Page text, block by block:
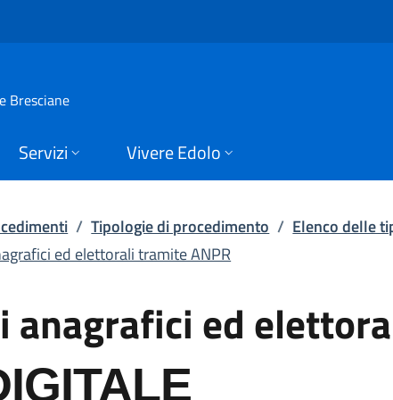
ed
Bresciane
Servizi Vivere Edolo
/ Tipologie di procedimento / Elenco delle
ed elettorali tramite ANPR
ed